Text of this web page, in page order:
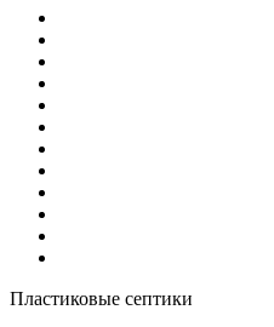
Пластиковые септики